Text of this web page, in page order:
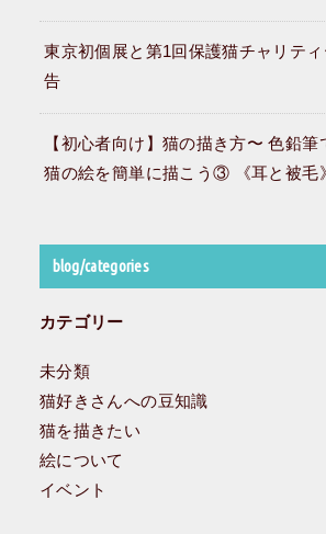
東京初個展と第1回保護猫チャリティ
告
【初心者向け】猫の描き方〜 色鉛筆
猫の絵を簡単に描こう③ 《耳と被毛》
blog/categories
カテゴリー
未分類
猫好きさんへの豆知識
猫を描きたい
絵について
イベント